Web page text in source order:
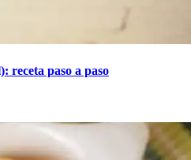
receta paso a paso